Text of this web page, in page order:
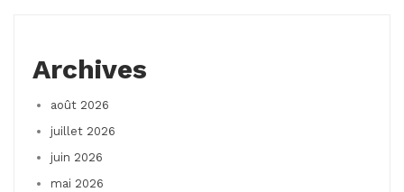
Archives
août 2026
juillet 2026
juin 2026
mai 2026